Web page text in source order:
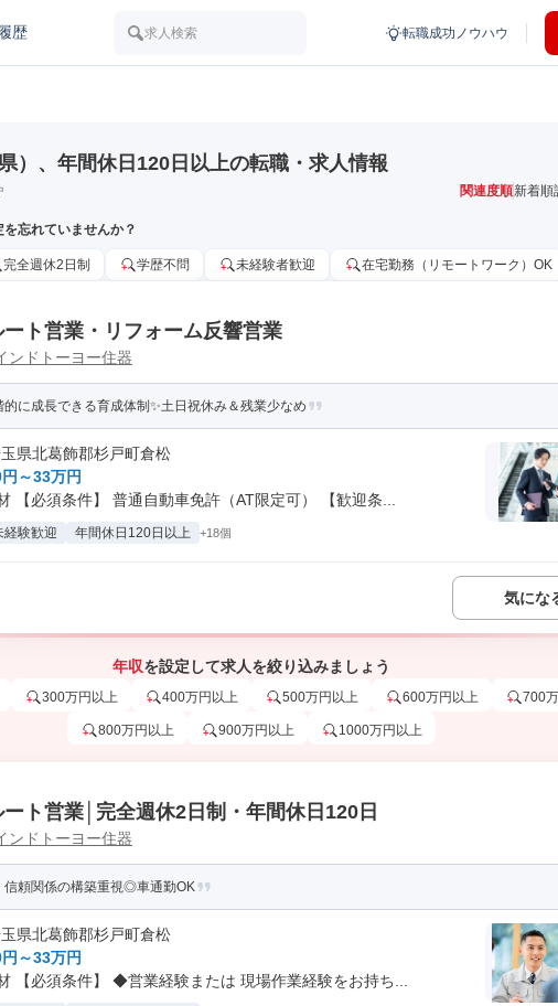
歴 求人検索 転職成功ノウハウ
）、年間休日120日以上の転職・求人情報
関連度順新着順
忘れていませんか？
完全週休2日制 学歴不問 未経験者歓迎 在宅勤務（リモートワーク）OK
ート営業・リフォーム反響営業
ンドトーヨー住器
に成長できる育成体制✨土日祝休み＆残業少なめ
県北葛飾郡杉戸町倉松
～33万円
【必須条件】 普通自動車免許（AT限定可） 【歓迎条...
経験歓迎 年間休日120日以上 +18個
気にな
年収を設定して求人を絞り込みましょう
300万円以上 400万円以上 500万円以上 600万円以上 700
800万円以上 900万円以上 1000万円以上
ト営業│完全週休2日制・年間休日120日
ンドトーヨー住器
信頼関係の構築重視◎車通勤OK
県北葛飾郡杉戸町倉松
～33万円
【必須条件】 ◆営業経験または 現場作業経験をお持ち...